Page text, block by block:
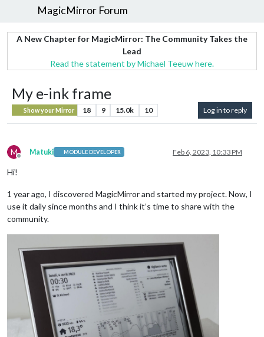
MagicMirror Forum
A New Chapter for MagicMirror: The Community Takes the
Lead
Read the statement by Michael Teeuw here.
My e-ink frame
Show your Mirror 18 9 15.0k 10 Log in to reply
M
Offline
Matuki MODULE DEVELOPER Feb 6, 2023, 10:33 PM
Hi!
1 year ago, I discovered MagicMirror and started my project. Now, I
use it daily since months and I think it’s time to share with the
community.